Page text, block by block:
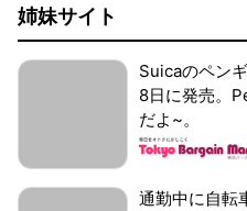
姉妹サイト
Suicaのペン
8日に発売。
だよ~。
通勤中に自転